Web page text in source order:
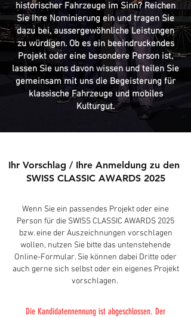
historischer Fahrzeuge im Sinn? Reichen
Sie Ihre Nominierung ein und tragen Sie
dazu bei, aussergewöhnliche Leistungen
zu würdigen. Ob es ein beeindruckendes
Projekt oder eine besondere Person ist,
lassen Sie uns davon wissen und teilen Sie
gemeinsam mit uns die Begeisterung für
klassische Fahrzeuge und mobiles
Kulturgut.
Ihr Vorschlag / Ihre Anmeldung zu den
SWISS CLASSIC AWARDS 2025
Wenn Sie ein passendes Projekt oder eine
Person für die SWISS CLASSIC AWARDS 2025
bzw. eine der Auszeichnungen vorschlagen
wollen, nutzen Sie bitte das untenstehende
Online-Formular. Sie können dabei Dritte oder
auch gerne sich selbst oder ein eigenes Projekt
vorschlagen.
Die Kandidatennennung ist abgeschlossen. Der